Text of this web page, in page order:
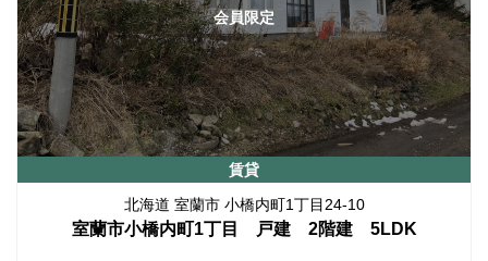
会員限定
賃貸
北海道 室蘭市 小橋内町1丁目24-10
室蘭市小橋内町1丁目 戸建 2階建 5LDK